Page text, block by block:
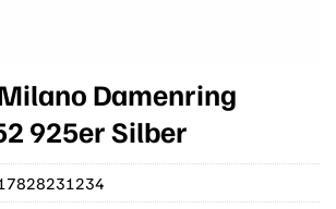
Damenring
925er Silber